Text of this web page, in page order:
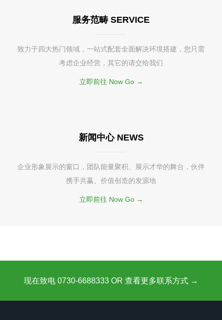
服务范畴 SERVICE
致力于四大热门领域，一站式配套全面解决环境搭建，您只需
考虑企业经营，其它的请交给我们
立即前往 Now Go →
新闻中心 NEWS
企业形象展示的窗口，团队能量聚积、展示才华的舞台，伙伴
携手共赢、价值创造的发源地
立即前往 Now Go →
现在致电 0730-6688333 OR 查看更多联系方式 →